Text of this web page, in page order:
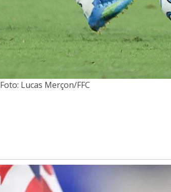
Foto: Lucas Merçon/FFC